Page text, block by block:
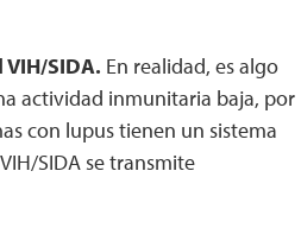
SIDA. En realidad, es algo
actividad inmunitaria baja, por
con lupus tienen un sistema
SIDA se transmite